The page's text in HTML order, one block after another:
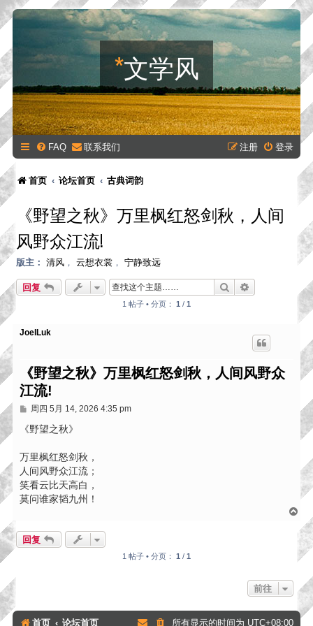
*文学风
FAQ 联系我们 登录
注册
首页 论坛首页 古典词韵
《野望之秋》万里枫红怒剑秋，人间
风野众江流!
版主： 清风 ， 云想衣裳 ， 宁静致远
回复 搜索
1 帖子 • 分页： 1 / 1
JoelLuk
《野望之秋》万里枫红怒剑秋，人间风野众
江流!
帖
周四 5月 14, 2026 4:35 pm
《野望之秋》
万里枫红怒剑秋，
人间风野众江流；
笑看云比天高白，
莫问谁家韬九州！
首
回复
1 帖子 • 分页： 1 / 1
前往
首页 论坛首页 所有显示的时间为 UTC+08:00